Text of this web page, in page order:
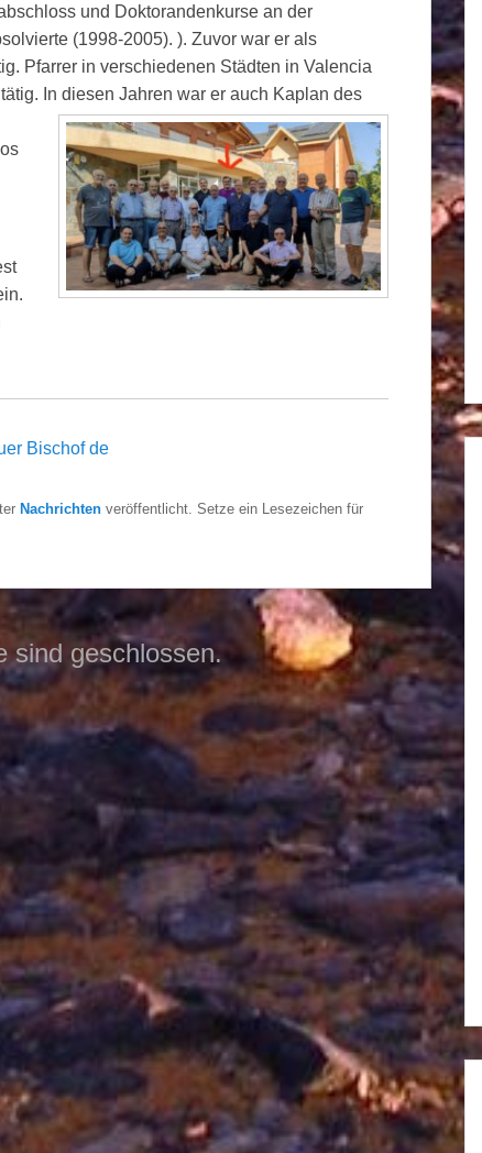
und Doktorandenkurse an der
(1998-2005). ). Zuvor war er als
Pfarrer in verschiedenen Städten in Valencia
In diesen Jahren war er auch Kaplan des
Bischof de
Nachrichten veröffentlicht. Setze ein Lesezeichen für
sind geschlossen.